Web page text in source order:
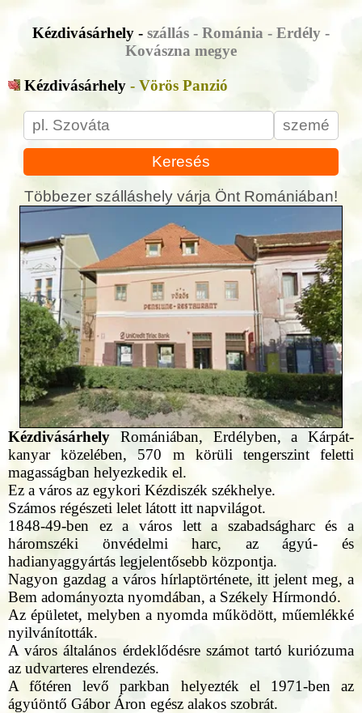
Kézdivásárhely - szállás - Románia - Erdély -
Kovászna megye
Kézdivásárhely - Vörös Panzió
Keresés
Többezer szálláshely várja Önt Romániában!
Kézdivásárhely Romániában, Erdélyben, a Kárpát-
kanyar közelében, 570 m körüli tengerszint feletti
magasságban helyezkedik el.
Ez a város az egykori Kézdiszék székhelye.
Számos régészeti lelet látott itt napvilágot.
1848-49-ben ez a város lett a szabadságharc és a
háromszéki önvédelmi harc, az ágyú- és
hadianyaggyártás legjelentősebb központja.
Nagyon gazdag a város hírlaptörténete, itt jelent meg, a
Bem adományozta nyomdában, a Székely Hírmondó.
Az épületet, melyben a nyomda működött, műemlékké
nyilvánították.
A város általános érdeklődésre számot tartó kuriózuma
az udvarteres elrendezés.
A főtéren levő parkban helyezték el 1971-ben az
ágyúöntő Gábor Áron egész alakos szobrát.